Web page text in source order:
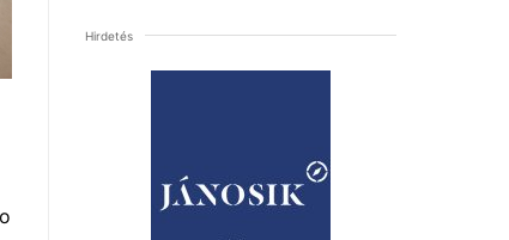
Hirdetés